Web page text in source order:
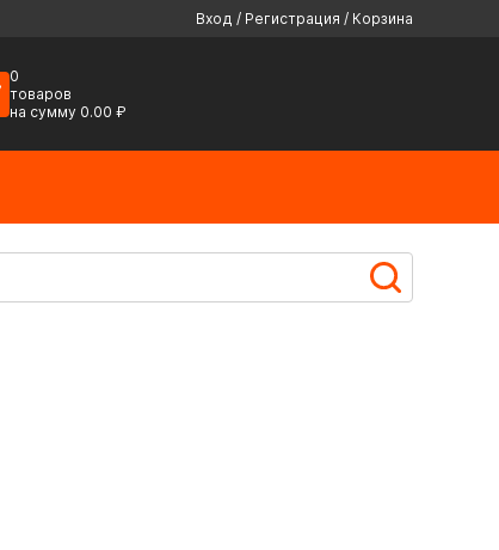
Вход / Регистрация / Корзина
0
товаров
на сумму 0.00 ₽